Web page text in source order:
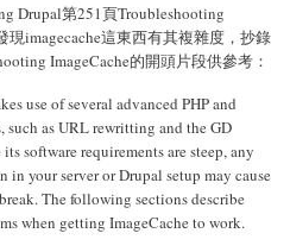
Drupal第251頁Troubleshooting
現imagecache這東西有其複雜度，抄錄
ImageCache的開頭片段供參考：
use of several advanced PHP and
such as URL rewritting and the GD
software requirements are steep, any
in your server or Drupal setup may cause
The following sections describe
when getting ImageCache to work.